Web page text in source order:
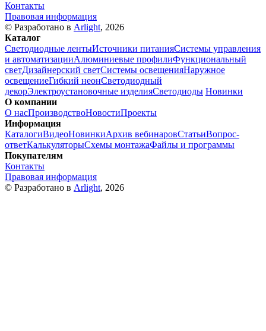
Контакты
Правовая информация
© Разработано в Arlight, 2026
Каталог
Светодиодные лентыИсточники питанияСистемы управления
и автоматизацииАлюминиевые профилиФункциональный
светДизайнерский светСистемы освещенияНаружное
освещениеГибкий неонСветодиодный
декорЭлектроустановочные изделияСветодиоды Новинки
О компании
О насПроизводствоНовостиПроекты
Информация
КаталогиВидеоНовинкиАрхив вебинаровСтатьиВопрос-
ответКалькуляторыСхемы монтажаФайлы и программы
Покупателям
Контакты
Правовая информация
© Разработано в Arlight, 2026